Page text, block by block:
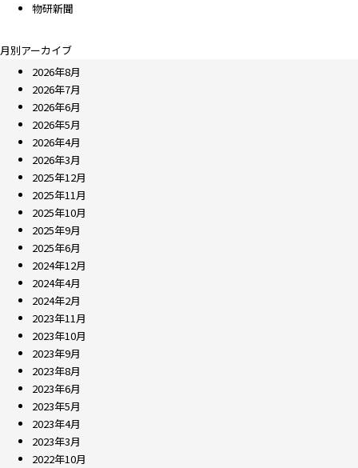
物研新聞
月別アーカイブ
2026年8月
2026年7月
2026年6月
2026年5月
2026年4月
2026年3月
2025年12月
2025年11月
2025年10月
2025年9月
2025年6月
2024年12月
2024年4月
2024年2月
2023年11月
2023年10月
2023年9月
2023年8月
2023年6月
2023年5月
2023年4月
2023年3月
2022年10月